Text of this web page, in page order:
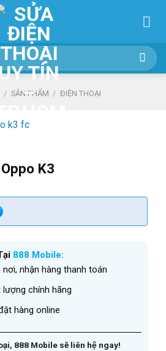
/ SẢN PHẨM / ĐIỆN THOẠI
K3
888 Mobile:
nơi, nhận hàng thanh toán
chính hãng
hàng online
888 Mobile sẽ liên hệ ngay!